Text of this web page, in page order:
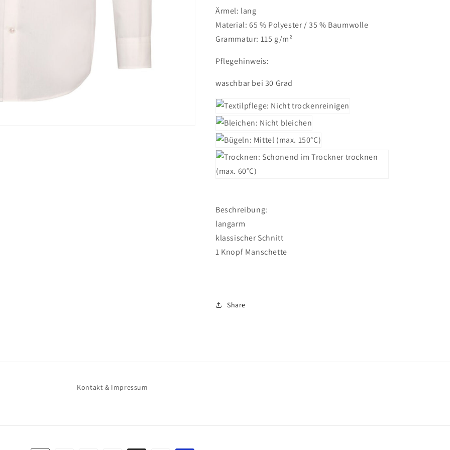
Ärmel: lang
Material: 65 % Polyester/ 35 % Baumwolle
Grammatur: 115 g/m²
Pflegehinweis:
waschbar bei 30 Grad
Beschreibung:
langarm
klassischer Schnitt
1 Knopf Manschette
Share
Kontakt & Impressum